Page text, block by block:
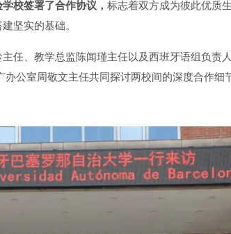
校签署了合作协议，标志着双方成为彼此优质
坚实的基础。
任、教学总监陈闻瑾主任以及西班牙语组负责
公室周敬文主任共同探讨两校间的深度合作细节